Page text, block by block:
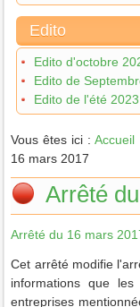
Edito
Edito d'octobre
Edito de
Edito de l'été 2023
Vous êtes ici : Accueil
16 mars 2017
Arrêté
Arrêté du 16 mars
Cet arrêté modifie
informations que
entreprises